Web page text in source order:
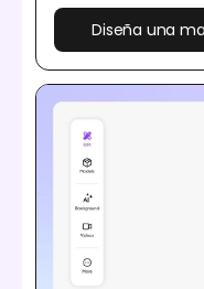
Diseña una